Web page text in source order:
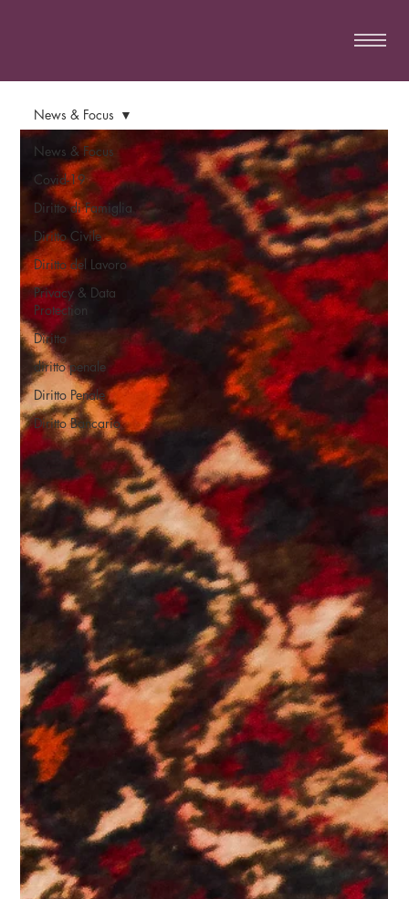
News & Focus
Covid-19
Diritto di Famiglia
Diritto Civile
Diritto del Lavoro
Privacy & Data
Protection
Diritto
diritto penale
Diritto Penale
Diritto Bancario
News & Focus